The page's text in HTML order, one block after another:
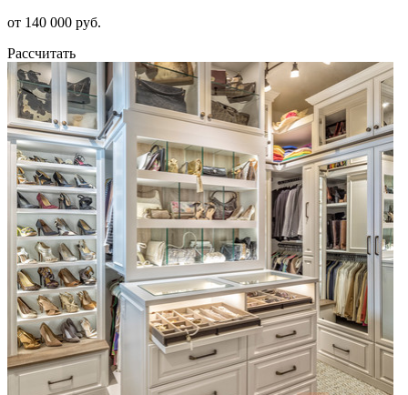
от 140 000 руб.
Рассчитать